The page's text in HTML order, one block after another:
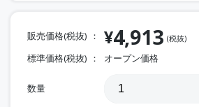
販売価格(税抜) ¥4,913 (税抜)
標準価格(税抜) オープン価格
数量